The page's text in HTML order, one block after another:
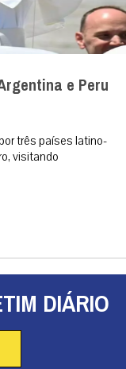
e Peru
três países latino-
visitando
DIÁRIO